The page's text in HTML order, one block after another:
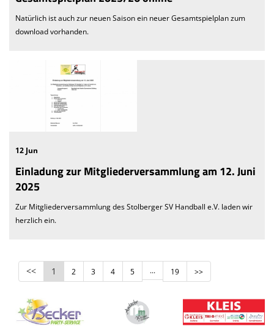
Natürlich ist auch zur neuen Saison ein neuer Gesamtspielplan zum
download vorhanden.
12 Jun
Einladung zur Mitgliederversammlung am 12. Juni
2025
Zur Mitgliederversammlung des Stolberger SV Handball e.V. laden wir
herzlich ein.
<< 1 2 3 4 5 ... 19 >>